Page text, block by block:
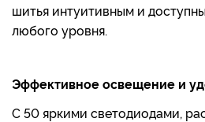
шитья интуитивным и
любого уровня.
Эффективное освещение и
С 50 яркими светодиодами,